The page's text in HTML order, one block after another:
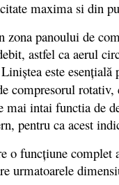
maxima si din
zona panoului de
astfel ca aerul
este
rotativ,
mai intai functia de
pentru ca acest
funcţiune complet
urmatoarele